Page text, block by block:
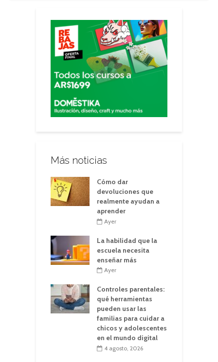
Más noticias
Cómo dar
devoluciones que
realmente ayudan a
aprender
Ayer
La habilidad que la
escuela necesita
enseñar más
Ayer
Controles parentales:
qué herramientas
pueden usar las
familias para cuidar a
chicos y adolescentes
en el mundo digital
4 agosto, 2026